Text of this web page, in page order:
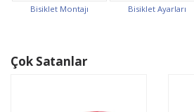
Bisiklet Montajı Bisiklet Ayarları
Çok Satanlar